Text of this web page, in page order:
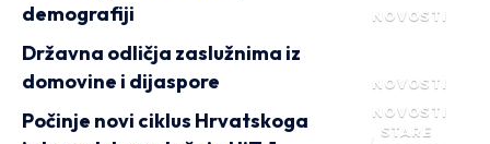
NOVOSTI
demografiji
NOVOSTI
Državna odličja zaslužnima iz
domovine i dijaspore
NOVOSTI
STARE
Počinje novi ciklus Hrvatskoga